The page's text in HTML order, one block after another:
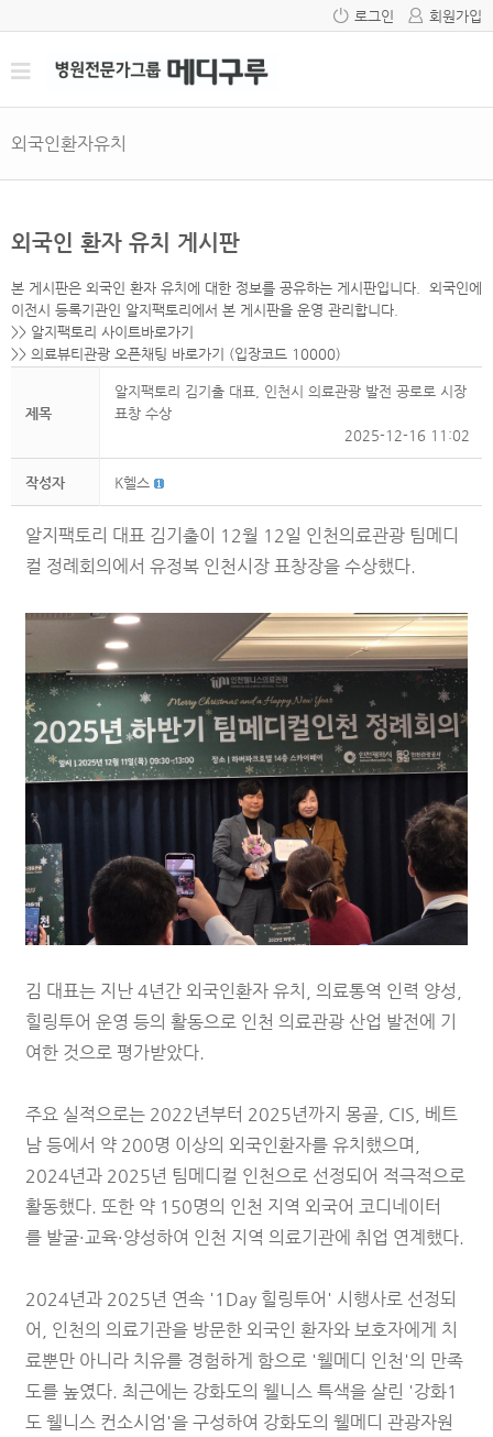
로그인 회원가입
외국인환자유치
외국인 환자 유치 게시판
본 게시판은 외국인 환자 유치에 대한 정보를 공유하는 게시판입니다. 외국인에
이전시 등록기관인 알지팩토리에서 본 게시판을 운영 관리합니다.
>> 알지팩토리 사이트바로가기
>> 의료뷰티관광 오픈채팅 바로가기 (입장코드 10000)
제목
알지팩토리 김기출 대표, 인천시 의료관광 발전 공로로 시장
표창 수상
2025-12-16 11:02
작성자 K헬스
알지팩토리 대표 김기출이 12월 12일 인천의료관광 팀메디
컬 정례회의에서 유정복 인천시장 표창장을 수상했다.
김 대표는 지난 4년간 외국인환자 유치, 의료통역 인력 양성,
힐링투어 운영 등의 활동으로 인천 의료관광 산업 발전에 기
여한 것으로 평가받았다.
주요 실적으로는 2022년부터 2025년까지 몽골, CIS, 베트
남 등에서 약 200명 이상의 외국인환자를 유치했으며,
2024년과 2025년 팀메디컬 인천으로 선정되어 적극적으로
활동했다. 또한 약 150명의 인천 지역 외국어 코디네이터
를 발굴·교육·양성하여 인천 지역 의료기관에 취업 연계했다.
2024년과 2025년 연속 '1Day 힐링투어' 시행사로 선정되
어, 인천의 의료기관을 방문한 외국인 환자와 보호자에게 치
료뿐만 아니라 치유를 경험하게 함으로 '웰메디 인천'의 만족
도를 높였다. 최근에는 강화도의 웰니스 특색을 살린 '강화1
도 웰니스 컨소시엄'을 구성하여 강화도의 웰메디 관광자원